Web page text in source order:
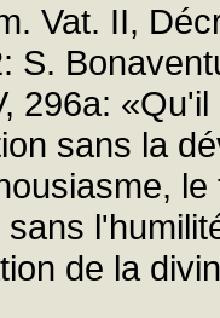
Vat. II,
S.
296a:
sans la
de la